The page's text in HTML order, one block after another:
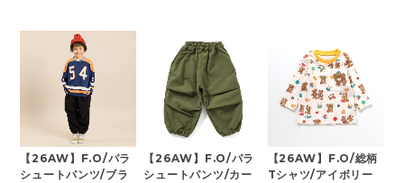
【26AW】F.O/パラ
シュートパンツ/ブラ
【26AW】F.O/パラ
シュートパンツ/カー
【26AW】F.O/総柄
Tシャツ/アイボリー